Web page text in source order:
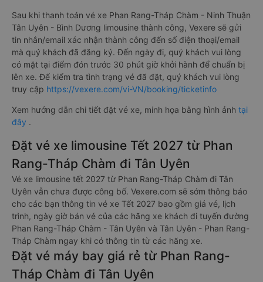
Sau khi thanh toán vé xe Phan Rang-Tháp Chàm - Ninh Thuận
Tân Uyên - Bình Dương limousine thành công, Vexere sẽ gửi
tin nhắn/email xác nhận thành công đến số điện thoại/email
mà quý khách đã đăng ký. Đến ngày đi, quý khách vui lòng
có mặt tại điểm đón trước 30 phút giờ khởi hành để chuẩn bị
lên xe. Để kiểm tra tình trạng vé đã đặt, quý khách vui lòng
truy cập https://vexere.com/vi-VN/booking/ticketinfo
Xem hướng dẫn chi tiết đặt vé xe, minh họa bằng hình ảnh tại
đây .
Đặt vé xe limousine Tết 2027 từ Phan
Rang-Tháp Chàm đi Tân Uyên
Vé xe limousine tết 2027 từ Phan Rang-Tháp Chàm đi Tân
Uyên vẫn chưa được công bố. Vexere.com sẽ sớm thông báo
cho các bạn thông tin vé xe Tết 2027 bao gồm giá vé, lịch
trình, ngày giờ bán vé của các hãng xe khách đi tuyến đường
Phan Rang-Tháp Chàm - Tân Uyên và Tân Uyên - Phan Rang-
Tháp Chàm ngay khi có thông tin từ các hãng xe.
Đặt vé máy bay giá rẻ từ Phan Rang-
Tháp Chàm đi Tân Uyên